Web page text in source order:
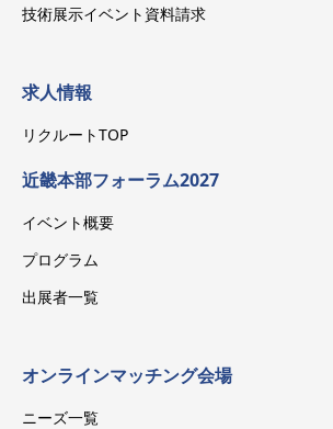
技術展示イベント資料請求
求人情報
リクルートTOP
近畿本部フォーラム2027
イベント概要
プログラム
出展者一覧
オンラインマッチング会場
ニーズ一覧